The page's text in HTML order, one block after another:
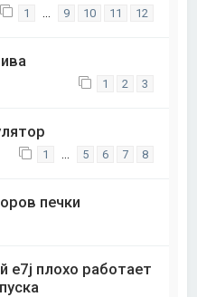
1 9 10 11 12
1 2 3
1 5 6 7 8
печки
e7j плохо работает